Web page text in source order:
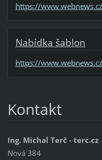
https://
Nabídka šablon
https://
Kontakt
Ing. Michal Terč - terc.cz
Nová 384